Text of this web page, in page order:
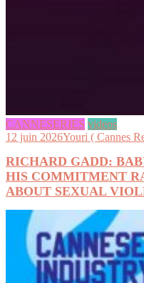
CANNESERIES videos
12 juin 2026Youri ( Cannes
RICHARD GADD:
HIS COMMITMENT
ABOUT SEXUAL